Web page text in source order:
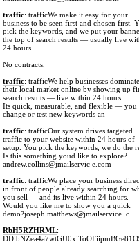
traffic: trafficWe make it easy for your
business to be seen first and chosen first.
pick the keywords, and we put your
the top of search results — usually live
24 hours.
No contracts,
traffic: trafficWe help businesses dominate
their local market online by showing up
search results — live within 24 hours.
Its quick, measurable, and flexible — you
change or test new keywords an
traffic: trafficOur system drives targeted
traffic to your website within 24 hours of
setup. You pick the keywords, we do the
Is this something youd like to explore?
andrew.collins@jmailservic e.com
traffic: trafficWe place your business
in front of people already searching for
you sell — and its live within 24 hours.
Would you like me to show you a quick
demo?joseph.matthews@jmailservice. c
RbH5RZHRML: